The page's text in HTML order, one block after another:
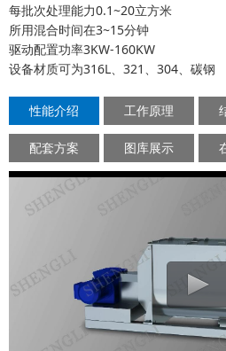
每批次处理能力0.1~20立方米
所用混合时间在3~15分钟
驱动配置功率3KW-160KW
设备材质可为316L、321、304、碳钢
性能介绍 工作原理
配套方案 图库展示